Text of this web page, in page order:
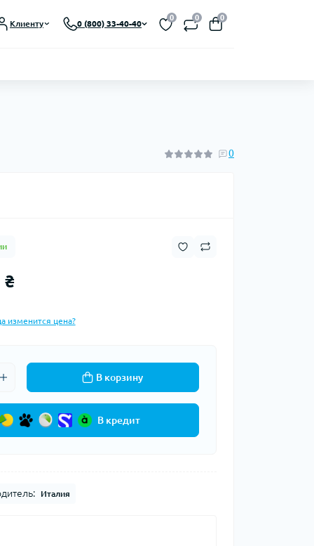
Клиенту 0 (800) 33-40-40
0 0 0
0
₴
изменится цена?
В корзину
В кредит
Италия
UA
Закрыть